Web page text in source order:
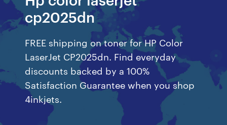
cp2025dn
FREE shipping on toner for HP Color
LaserJet CP2025dn. Find everyday
discounts backed by a 100%
Satisfaction Guarantee when you shop
4inkjets.